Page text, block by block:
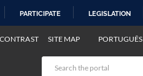
PARTICIPATE LEGISLATION
PORTUGUÊS
SITE MAP